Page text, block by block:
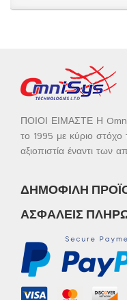
ΠΟΙΟΙ ΕΙΜΑΣΤΕ Η
το 1995 με κύριο στόχο
αξιοπιστία έναντι των
ΔΗΜΟΦΙΛΉ
ΑΣΦΑΛΕΊΣ